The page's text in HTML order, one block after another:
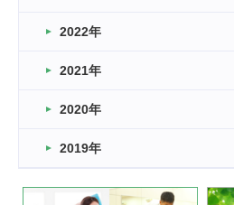
2026.03.11
緑ケ丘体育館
2022.11.03
緑ケ丘体育館
いたっぼーる大会☆彡
2022年
2021年
2020年
2019年